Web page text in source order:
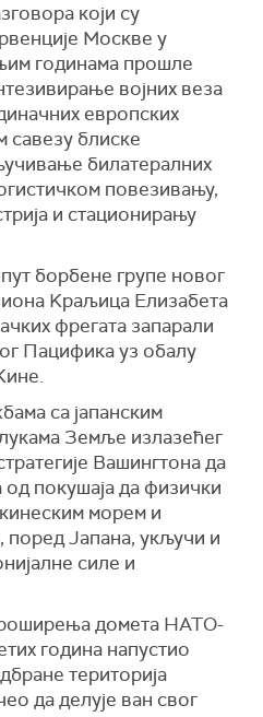
који су
Москве у
годинама прошле
војних веза
европских
блиске
билатералних
повезивању,
и стационирању
борбене групе новог
Kраљица Елизабета
фрегата запарали
Пацифика уз обалу
са јапанским
Земље излазећег
Вашингтона да
покушаја да физички
морем и
поред Јапана, укључи и
силе и
домета НАТО-
година напустио
територија
да делује ван свог